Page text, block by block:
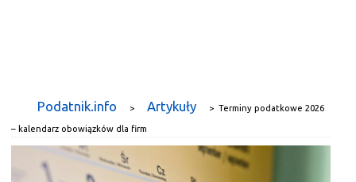
Podatnik.info > Artykuły > Terminy podatkowe 2026
– kalendarz obowiązków dla firm